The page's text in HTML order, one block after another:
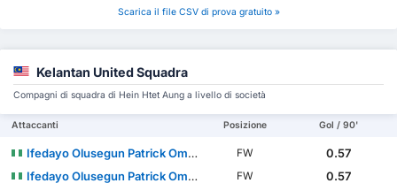
Scarica il file CSV di prova gratuito »
Kelantan United Squadra
Compagni di squadra di Hein Htet Aung a livello di società
Attaccanti Posizione Gol / 90'
Ifedayo Olusegun Patrick Omosuyi FW
0.57
Ifedayo Olusegun Patrick Omosuyi
FW
0.57